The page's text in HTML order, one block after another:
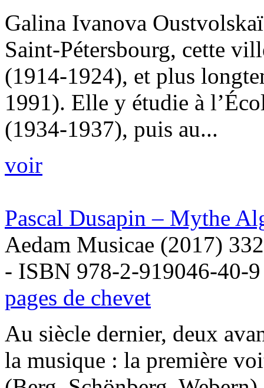
Galina Ivanova
Saint-Pétersbourg, cette
(1914-1924), et plus
1991). Elle y étudie à
(1934-1937), puis au...
voir
Pascal Dusapin – Mythe
Aedam Musicae (2017)
- ISBN 978-2-919046-40-9
pages de chevet
Au siècle dernier, deux
la musique : la première